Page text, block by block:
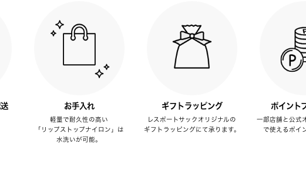
お手入れ
軽量で耐久性の高い
「リップストップナイロン」は
水洗いが可能。
ギフトラッピング
レスポートサックオリジナルの
ギフトラッピングにて承ります。
ポイント
一部店舗と公式
で使えるポイ